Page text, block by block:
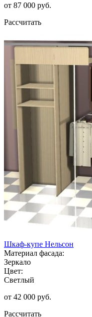
от 87 000 руб.
Рассчитать
Шкаф-купе Нельсон
Материал фасада:
Зеркало
Цвет:
Светлый
от 42 000 руб.
Рассчитать